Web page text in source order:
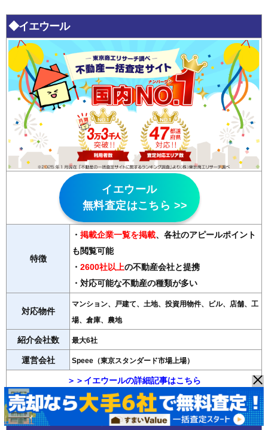
◆イエウール
イエウール
無料査定はこちら >>
特徴
・ 掲載企業一覧を掲載、各社のアピールポイント
も閲覧可能
・ 2600社以上の不動産会社と提携
・対応可能な不動産の種類が多い
対応物件
マンション、戸建て、土地、投資用物件、ビル、店舗、工
場、倉庫、農地
紹介会社数 最大6社
運営会社 Speee（東京スタンダード市場上場）
＞＞イエウールの詳細記事はこちら
◆LIFULL HOME'S（ライフルホームズ）